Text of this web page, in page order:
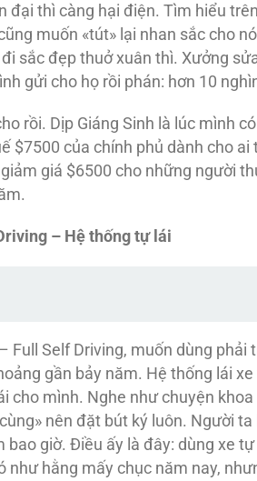
đại thì càng hại điện. Tìm hiểu
muốn «tút» lại nhan sắc cho
sắc đẹp thuở xuân thì. Xưởng
gửi cho họ rồi phán: hơn 10
rồi. Dịp Giáng Sinh là lúc mình
$7500 của chính phủ dành cho
giá $6500 cho những người
– Hệ thống tựlái
Full Self Driving, muốn dùng phải
gần bảy năm. Hệ thống lái
cho mình. Nghe như chuyện
nên đặt bút ký luôn. Người
giờ. Điều ấy là đây: dùng xe
hằng mấy chục năm nay,